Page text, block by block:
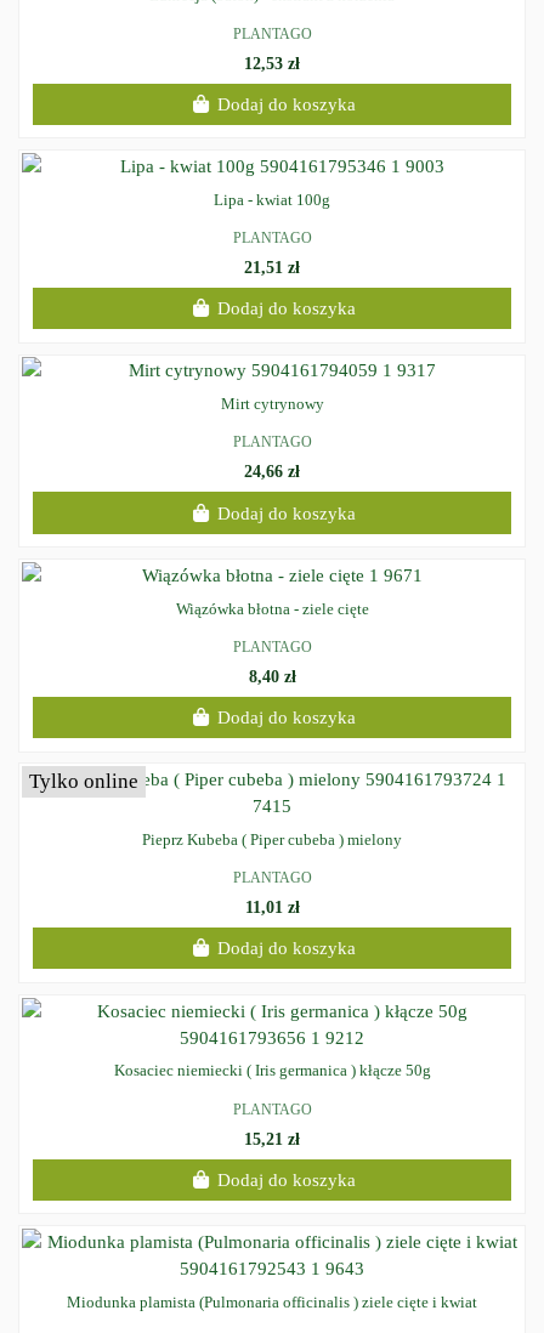
PLANTAGO
12,53 zł
Dodaj do koszyka
Lipa - kwiat 100g
PLANTAGO
21,51 zł
Dodaj do koszyka
Mirt cytrynowy
PLANTAGO
24,66 zł
Dodaj do koszyka
Wiązówka błotna - ziele cięte
PLANTAGO
8,40 zł
Dodaj do koszyka
Tylko online
Pieprz Kubeba ( Piper cubeba ) mielony
PLANTAGO
11,01 zł
Dodaj do koszyka
Kosaciec niemiecki ( Iris germanica ) kłącze 50g
PLANTAGO
15,21 zł
Dodaj do koszyka
Miodunka plamista (Pulmonaria officinalis ) ziele cięte i kwiat